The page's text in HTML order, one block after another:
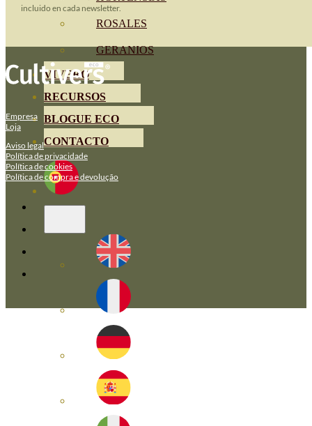
ROSALES
GERANIOS
VIVERO
RECURSOS
BLOGUE ECO
CONTACTO
incluido en cada newsletter.
Empresa
Loja
Aviso legal
Política de privacidade
Política de cookies
Política de compra e devolução